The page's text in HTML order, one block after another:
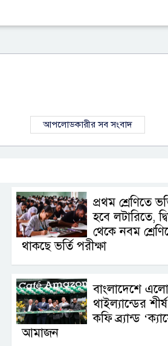
আপলোডকারীর সব সংবাদ
প্রথম শ্রেণিতে
হবে লটারিতে,
থেকে নবম
থাকছে ভর্তি পরীক্ষা
বাংলাদেশে এলো
থাইল্যান্ডের শীর্ষ
কফি ব্র্যান্ড
আমাজন